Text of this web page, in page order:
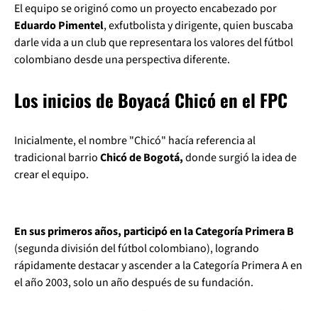
El equipo se originó como un proyecto encabezado por
Eduardo Pimentel, exfutbolista y dirigente, quien buscaba
darle vida a un club que representara los valores del fútbol
colombiano desde una perspectiva diferente.
Los inicios de Boyacá Chicó en el FPC
Inicialmente, el nombre "Chicó" hacía referencia al
tradicional barrioChicó de Bogotá,donde surgió la idea de
crear el equipo.
En sus primeros años, participó en la Categoría Primera B
(segunda división del fútbol colombiano), logrando
rápidamente destacar y ascender a la Categoría Primera A en
el año 2003, solo un año después de su fundación.